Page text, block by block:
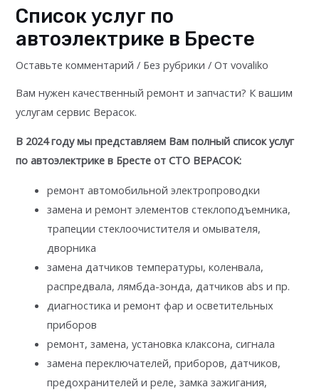
Cписок услуг по
автоэлектрике в Бресте
Оставьте комментарий / Без рубрики / Отvovaliko
Вам нужен качественный ремонт и запчасти? К вашим
услугам сервис Верасок.
В 2024 году мы представляем Вам полный список услуг
по автоэлектрике в Бресте от СТО ВЕРАСОК:
ремонт автомобильной электропроводки
замена и ремонт элементов стеклоподъемника,
трапеции стеклоочистителя и омывателя,
дворника
замена датчиков температуры, коленвала,
распредвала, лямбда-зонда, датчиков abs и пр.
диагностика и ремонт фар и осветительных
приборов
ремонт, замена, установка клаксона, сигнала
замена переключателей, приборов, датчиков,
предохранителей и реле, замка зажигания,